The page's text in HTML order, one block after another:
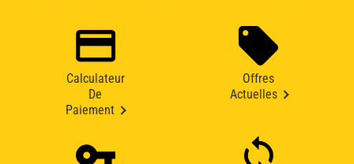
Calculateur
De
Paiement
Offres
Actuelles